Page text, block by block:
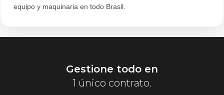
equipo y maquinaria en todo Brasil.
Gestione todo en
1 único contrato.